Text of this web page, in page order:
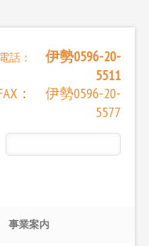
話：
伊勢0596-20-
5511
： 伊勢0596-20-
5577
事業案内